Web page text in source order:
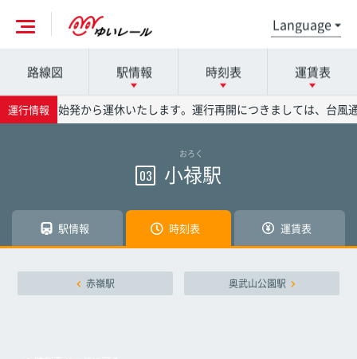
各駅の詳細は駅名を押してください
那覇空港駅
赤嶺駅
時刻表の詳細は駅名を押してください
那覇空港駅
赤嶺駅
運賃表の詳細は駅名を押してください
那覇空港駅
赤嶺駅
路線図 駅情報 時刻表 運賃表
運行情報
）は、始発から運休いたします。運行再開につきましては、台風
おろく
03 小禄駅
駅情報 時刻表 運賃表
赤嶺駅 奥武山公園駅